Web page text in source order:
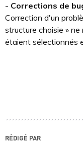
- Corrections de
Correction d'un
structure choisie »
étaient sélectionnés
RÉDIGÉ PAR